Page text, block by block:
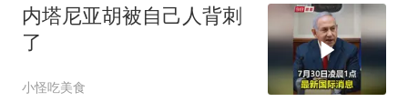
内塔尼亚胡被自己人背刺
了
小怪吃美食